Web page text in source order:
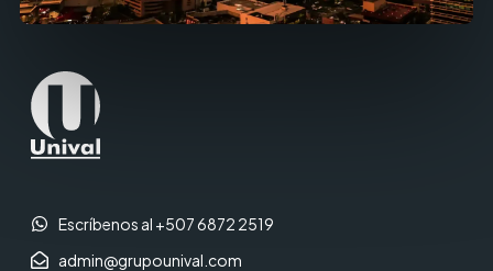
Escríbenos al +507 6872 2519
admin@grupounival.com